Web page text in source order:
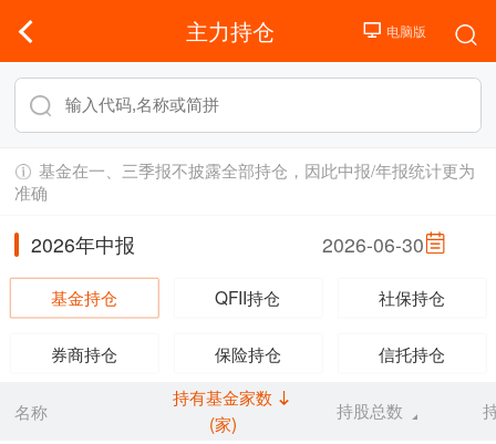
主力持仓
基金在一、三季报不披露全部持仓，因此中报/年报统计更为
准确
2026年中报 2026-06-30
基金持仓 QFII持仓 社保持仓
券商持仓 保险持仓 信托持仓
名称
持有基金家数
(家)
持股总数